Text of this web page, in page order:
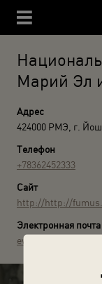
Марий Эл
Адрес
424000 РМЭ, г.
Телефон
+78362452333
Сайт
http://http://
Электронная почта
evseev-